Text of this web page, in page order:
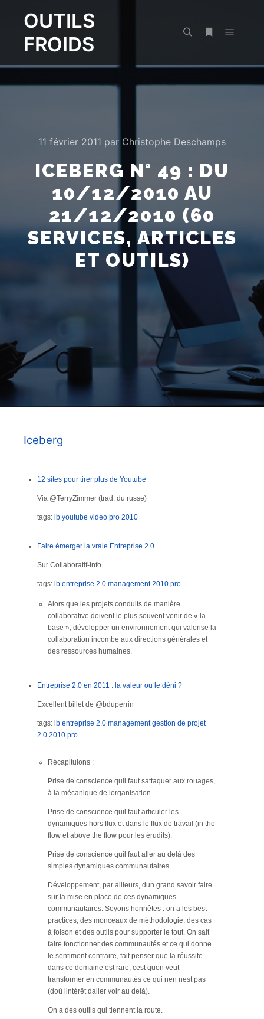
OUTILS
FROIDS
11 février 2011 par Christophe Deschamps
ICEBERG N° 49 : DU
10/12/2010 AU
21/12/2010 (60
SERVICES, ARTICLES
ET OUTILS)
Iceberg
12 sites pour tirer plus de Youtube
Via @TerryZimmer (trad. du russe)
tags: ib youtube video pro 2010
Faire émerger la vraie Entreprise 2.0
Sur Collaboratif-Info
tags: ib entreprise 2.0 management 2010 pro
Alors que les projets conduits de manière
collaborative doivent le plus souvent venir de « la
base », développer un environnement qui valorise la
collaboration incombe aux directions générales et
des ressources humaines.
Entreprise 2.0 en 2011 : la valeur ou le déni ?
Excellent billet de @bduperrin
tags: ib entreprise 2.0 management gestion de projet
2.0 2010 pro
Récapitulons :
Prise de conscience quil faut sattaquer aux rouages,
à la mécanique de lorganisation
Prise de conscience quil faut articuler les
dynamiques hors flux et dans le flux de travail (in the
flow et above the flow pour les érudits).
Prise de conscience quil faut aller au delà des
simples dynamiques communautaires.
Développement, par ailleurs, dun grand savoir faire
sur la mise en place de ces dynamiques
communautaires. Soyons honnêtes : on a les best
practices, des monceaux de méthodologie, des cas
à foison et des outils pour supporter le tout. On sait
faire fonctionner des communautés et ce qui donne
le sentiment contraire, fait penser que la réussite
dans ce domaine est rare, cest quon veut
transformer en communautés ce qui nen nest pas
(doù lintérêt daller voir au delà).
On a des outils qui tiennent la route.